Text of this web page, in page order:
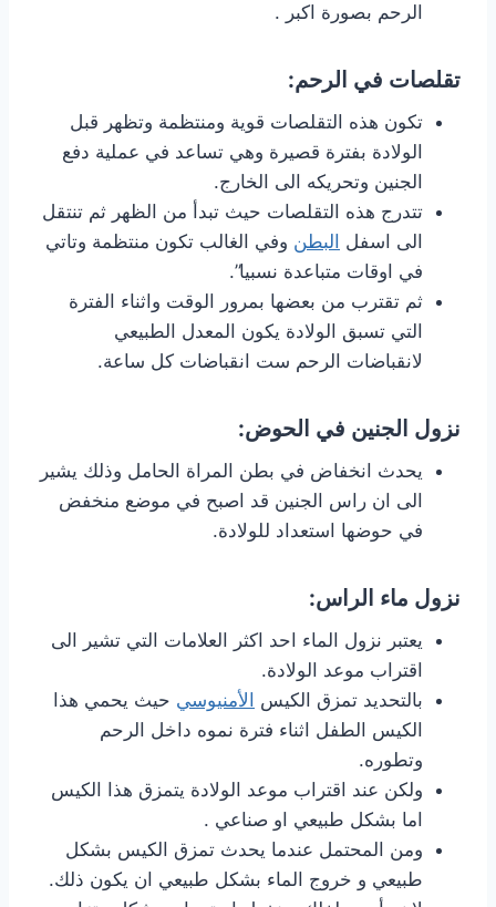
الرحم بصورة اكبر .
تقلصات في الرحم:
تكون هذه التقلصات قوية ومنتظمة وتظهر قبل
الولادة بفترة قصيرة وهي تساعد في عملية دفع
الجنين وتحريكه الى الخارج.
تتدرج هذه التقلصات حيث تبدأ من الظهر ثم تنتقل
الى اسفل البطن وفي الغالب تكون منتظمة وتاتي
في اوقات متباعدة نسبيا”.
ثم تقترب من بعضها بمرور الوقت واثناء الفترة
التي تسبق الولادة يكون المعدل الطبيعي
لانقباضات الرحم ست انقباضات كل ساعة.
نزول الجنين في الحوض:
يحدث انخفاض في بطن المراة الحامل وذلك يشير
الى ان راس الجنين قد اصبح في موضع منخفض
في حوضها استعداد للولادة.
نزول ماء الراس:
يعتبر نزول الماء احد اكثر العلامات التي تشير الى
اقتراب موعد الولادة.
بالتحديد تمزق الكيس
الأمنيوسي حيث يحمي هذا
الكيس الطفل اثناء فترة نموه داخل الرحم
وتطوره.
ولكن عند اقتراب موعد الولادة يتمزق هذا الكيس
اما بشكل طبيعي او صناعي .
ومن المحتمل عندما يحدث تمزق الكيس بشكل
طبيعي و خروج الماء بشكل طبيعي ان يكون ذلك.